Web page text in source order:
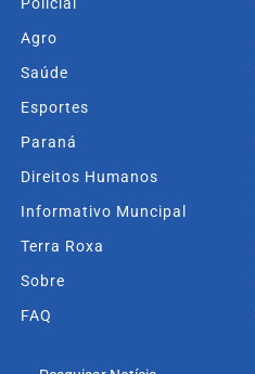
Policial
Agro
Saúde
Esportes
Paraná
Direitos Humanos
Informativo Muncipal
Terra Roxa
Sobre
FAQ